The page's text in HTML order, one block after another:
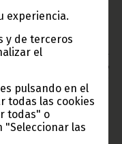
experiencia.
y de terceros
el
pulsando en el
todas las cookies
todas" o
"Seleccionar las
(DGPWIGE)
Ecuatorial
este artículo o de las
siempre y en todo
Ecuatorial).